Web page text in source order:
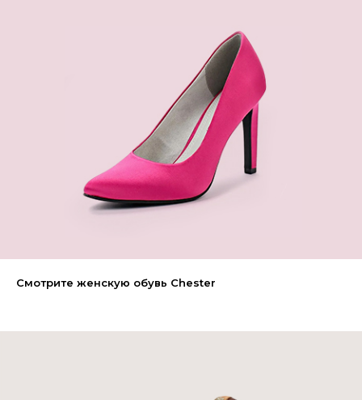
Смотрите женскую обувь Chester